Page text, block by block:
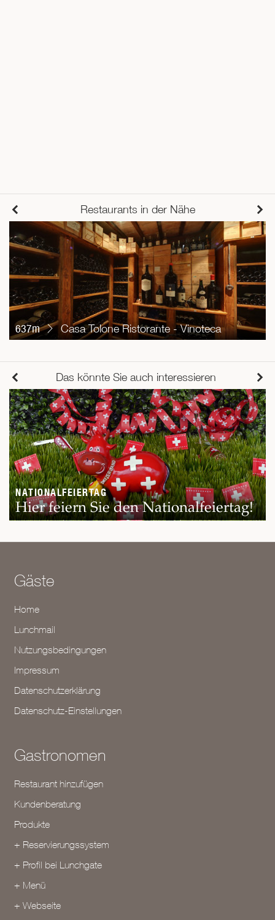
Restaurants in der Nähe
637m Casa Tolone Ristorante - Vinoteca
Das könnte Sie auch interessieren
NATIONALFEIERTAG
Hier feiern Sie den Nationalfeiertag!
Gäste
Home
Lunchmail
Nutzungsbedingungen
Impressum
Datenschutzerklärung
Datenschutz-Einstellungen
Gastronomen
Restaurant hinzufügen
Kundenberatung
Produkte
+ Reservierungssystem
+ Profil bei Lunchgate
+ Menü
+ Webseite